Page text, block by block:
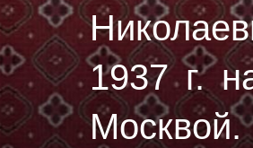
1937 г.